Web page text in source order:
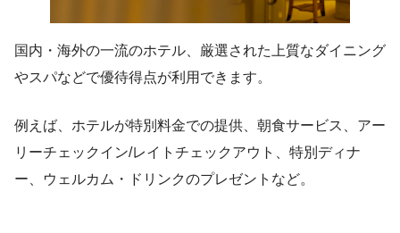
国内・海外の一流のホテル、厳選された上質なダイニング
やスパなどで優待得点が利用できます。
例えば、ホテルが特別料金での提供、朝食サービス、アー
リーチェックイン/レイトチェックアウト、特別ディナ
ー、ウェルカム・ドリンクのプレゼントなど。